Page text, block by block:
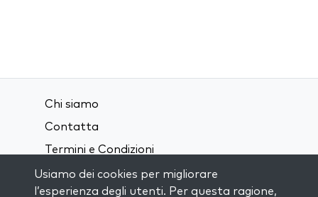
Chi siamo
Contatta
Termini e Condizioni
Privacy Policy
Usiamo dei cookies per migliorare
l’esperienza degli utenti. Per questa ragione,